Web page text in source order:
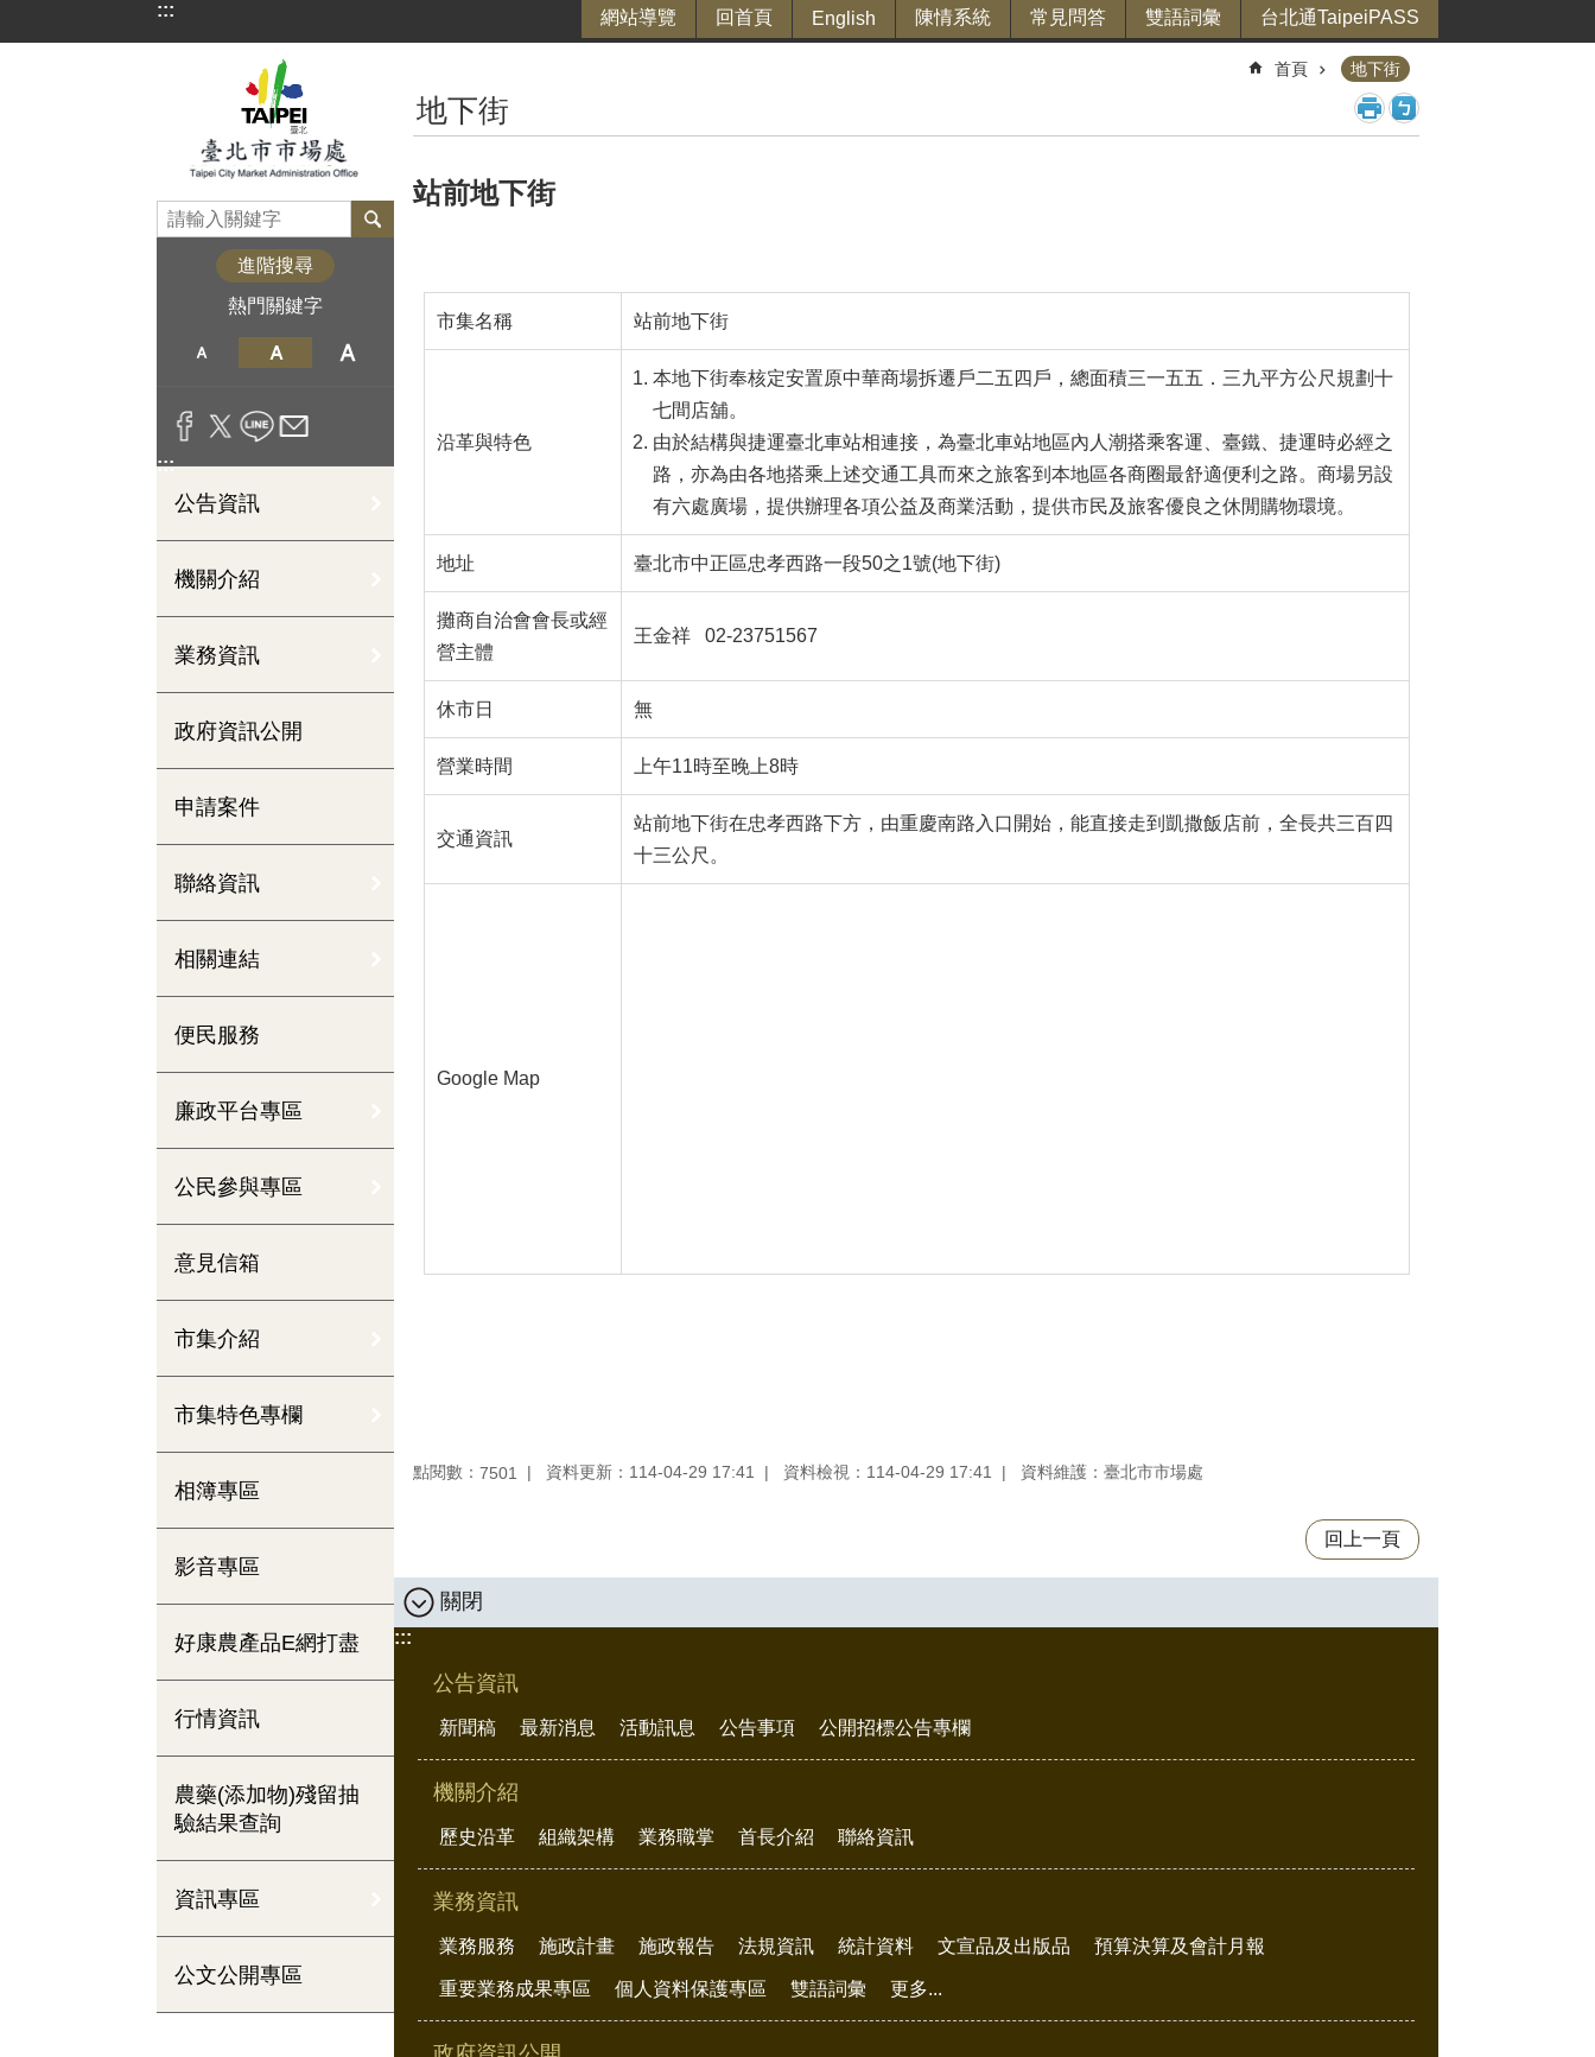
跳到主要內容區塊
::: 網站導覽 回首頁 English 陳情系統 常見問答 雙語詞彙 台北通TaipeiPASS
進階搜尋
熱門關鍵字
:::
公告資訊
機關介紹
業務資訊
政府資訊公開
申請案件
聯絡資訊
相關連結
便民服務
廉政平台專區
公民參與專區
意見信箱
市集介紹
市集特色專欄
相簿專區
影音專區
好康農產品E網打盡
行情資訊
農藥(添加物)殘留抽
驗結果查詢
資訊專區
公文公開專區
首頁 地下街
地下街
站前地下街
市集名稱 站前地下街
沿革與特色
本地下街奉核定安置原中華商場拆遷戶二五四戶，總面積三一五五．三九平方公尺規劃十
七間店舖。
由於結構與捷運臺北車站相連接，為臺北車站地區內人潮搭乘客運、臺鐵、捷運時必經之
路，亦為由各地搭乘上述交通工具而來之旅客到本地區各商圈最舒適便利之路。商場另設
有六處廣場，提供辦理各項公益及商業活動，提供市民及旅客優良之休閒購物環境。
地址 臺北市中正區忠孝西路一段50之1號(地下街)
攤商自治會會長或經
營主體
王金祥 02-23751567
休市日 無
營業時間 上午11時至晚上8時
交通資訊
站前地下街在忠孝西路下方，由重慶南路入口開始，能直接走到凱撒飯店前，全長共三百四
十三公尺。
Google Map
點閱數： 7501 資料更新：114-04-29 17:41 資料檢視：114-04-29 17:41 資料維護：臺北市市場處
回上一頁
關閉
:::
公告資訊
新聞稿 最新消息 活動訊息 公告事項 公開招標公告專欄
機關介紹
歷史沿革 組織架構 業務職掌 首長介紹 聯絡資訊
業務資訊
業務服務 施政計畫 施政報告 法規資訊 統計資料 文宣品及出版品 預算決算及會計月報
重要業務成果專區 個人資料保護專區 雙語詞彙 更多...